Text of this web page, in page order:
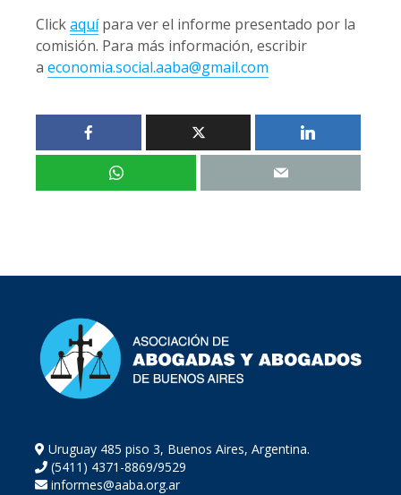
Clickaquípara ver el informe presentado por la
comisión. Para más información, escribir
a economia.social.aaba@gmail.com
Uruguay 485 piso 3, Buenos Aires, Argentina.
(5411) 4371-8869/9529
informes@aaba.org.ar